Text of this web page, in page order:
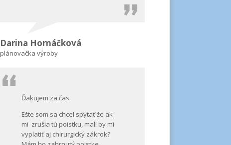
Darina Hornáčková
plánovačka výroby
Ďakujem za čas
Ešte som sa chcel spýtať že ak
mi zrušia tú poistku, mali by mi
vyplatiť aj chirurgický zákrok?